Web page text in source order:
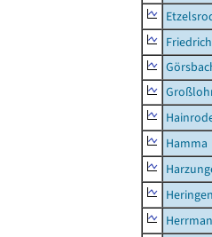
Hamma